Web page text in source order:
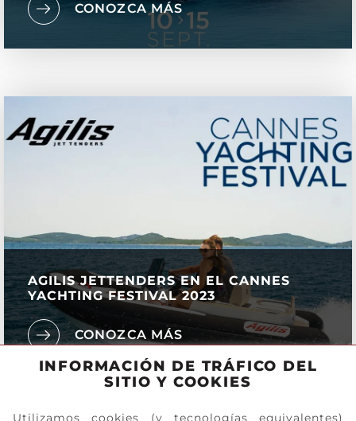
CONOZCA MÁS
AGILIS JETTENDERS EN EL CANNES
YACHTING FESTIVAL 2023
CONOZCA MÁS
INFORMACIÓN DE TRÁFICO DEL
SITIO Y COOKIES
Utilizamos cookies (y tecnologías equivalentes)